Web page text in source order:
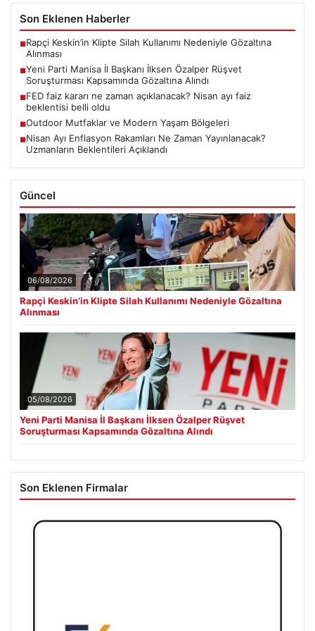
Son Eklenen Haberler
■Rapçi Keskin’in Klipte Silah Kullanımı Nedeniyle Gözaltına
Alınması
■Yeni Parti Manisa İl Başkanı İlksen Özalper Rüşvet
Soruşturması Kapsamında Gözaltına Alındı
■FED faiz kararı ne zaman açıklanacak? Nisan ayı faiz
beklentisi belli oldu
■Outdoor Mutfaklar ve Modern Yaşam Bölgeleri
■Nisan Ayı Enflasyon Rakamları Ne Zaman Yayınlanacak?
Uzmanların Beklentileri Açıklandı
Güncel
06/08/2026
Rapçi Keskin’in Klipte Silah Kullanımı Nedeniyle Gözaltına
Alınması
05/08/2026
Yeni Parti Manisa İl Başkanı İlksen Özalper Rüşvet
Soruşturması Kapsamında Gözaltına Alındı
Son Eklenen Firmalar